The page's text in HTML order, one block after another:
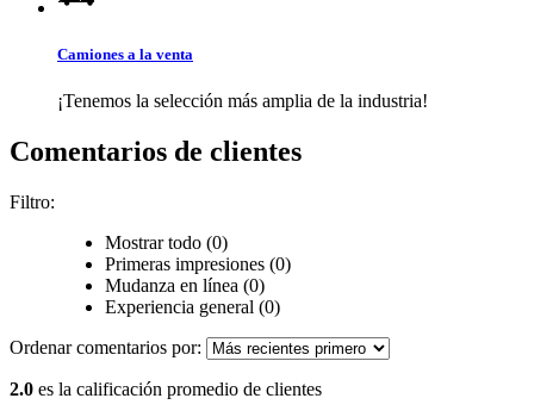
Camiones a la venta
¡Tenemos la selección más amplia de la industria!
Comentarios de clientes
Filtro:
Mostrar todo (0)
Primeras impresiones (0)
Mudanza en línea (0)
Experiencia general (0)
Ordenar comentarios por:
2.0 es la calificación promedio de clientes